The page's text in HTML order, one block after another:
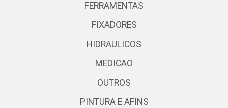
FERRAMENTAS
FIXADORES
HIDRAULICOS
MEDICAO
OUTROS
PINTURA E AFINS